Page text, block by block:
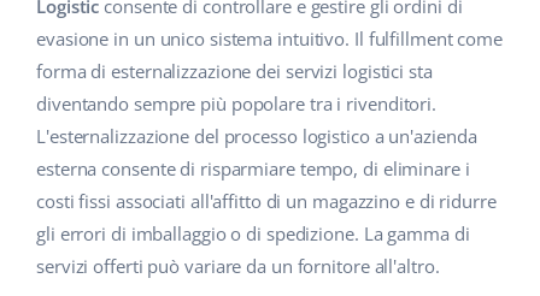
Gestione Spedizioni
Workflow Automation
Base Connect
AI per l'e-commerce
Casa e giardino
Prodotti per bambini
Elettronica
Automotive
Food&Grocery
Centro Assistenza
Academy
Blog
Servizi
Audit dell'account
english (GB)
english (IN)
čeština
deutsch
Logistic consente di controllare e gestire gli ordini di
evasione in un unico sistema intuitivo. Il fulfillment come
forma di esternalizzazione dei servizi logistici sta
diventando sempre più popolare tra i rivenditori.
L'esternalizzazione del processo logistico a un'azienda
esterna consente di risparmiare tempo, di eliminare i
costi fissi associati all'affitto di un magazzino e di ridurre
gli errori di imballaggio o di spedizione. La gamma di
servizi offerti può variare da un fornitore all'altro.